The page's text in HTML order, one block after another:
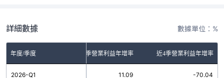
詳細數據 數據單位：%
年度/季度 單季營業利益年增率 近4季營業利益年增率
2026-Q1 11.09 -70.04